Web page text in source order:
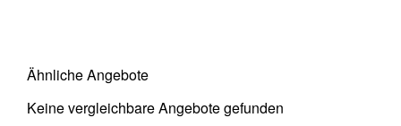
Ähnliche Angebote
Keine vergleichbare Angebote gefunden